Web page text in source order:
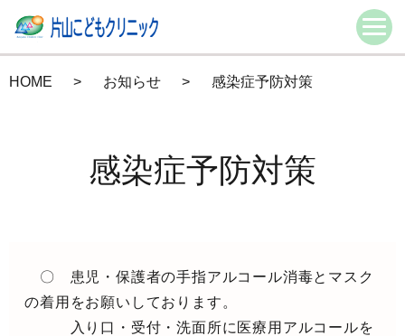
HOME お知らせ 感染症予防対策
感染症予防対策
〇 患児・保護者の手指アルコール消毒とマスク
の着用をお願いしております。
入り口・受付・洗面所に医療用アルコールを